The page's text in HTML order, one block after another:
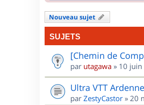
Nouveau sujet
SUJETS
[Chemin de
par utagawa » 10 juin
Ultra VTT
par ZestyCastor » 20